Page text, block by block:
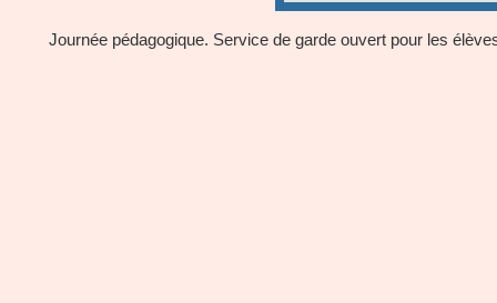
Journée pédagogique. Service de garde ouvert pour les